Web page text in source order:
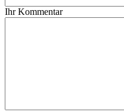
Ihr Kommentar